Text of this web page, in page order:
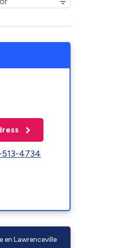
4734
en Lawrenceville